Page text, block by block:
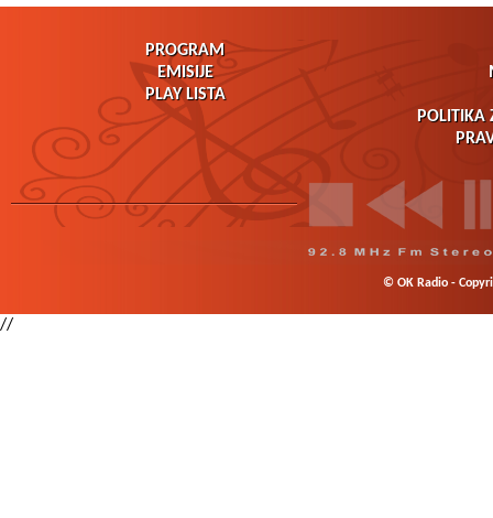
PROGRAM
EMISIJE
PLAY LISTA
POLITIKA
© OK Radio -
//